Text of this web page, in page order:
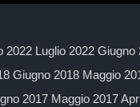
Luglio 2022
2018 Maggio
2017 Maggio 2017